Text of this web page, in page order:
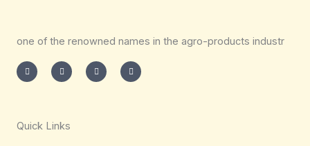
one of the renowned names in the agro-products industr
n
s
t
m
w
i
t
i
n
k
a
c
e
Quick Links